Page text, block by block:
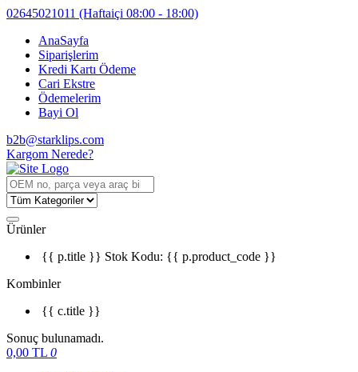
02645021011 (Haftaiçi 08:00 - 18:00)
AnaSayfa
Siparişlerim
Kredi Kartı Ödeme
Cari Ekstre
Ödemelerim
Bayi Ol
b2b@starklips.com
Kargom Nerede?
Ürünler
{{ p.title }} Stok Kodu: {{ p.product_code }}
Kombinler
{{ c.title }}
Sonuç bulunamadı.
0,00 TL 0